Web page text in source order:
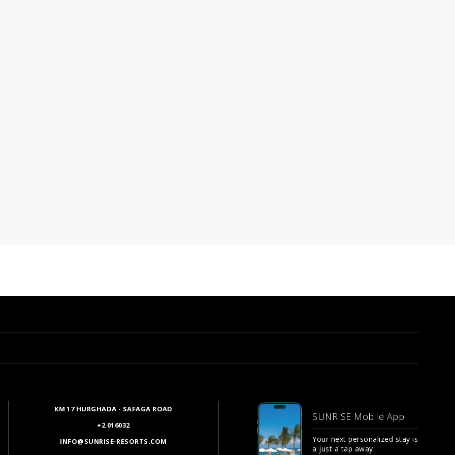
KM 17 HURGHADA - SAFAGA ROAD
+2 016032
INFO@SUNRISE-RESORTS.COM
SUNRISE Mobile App
Your next personalized stay is
a just a tap away.